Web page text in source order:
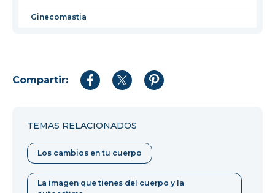
Ginecomastia
Compartir:
CompartirCompartirCompartir
TEMAS RELACIONADOS
Los cambios en tu cuerpo
La imagen que tienes del cuerpo y la